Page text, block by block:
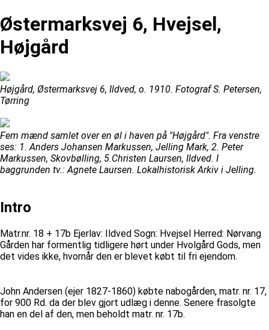
Østermarksvej 6, Hvejsel,
Højgård
Højgård, Østermarksvej 6, Ildved, o. 1910. Fotograf S. Petersen,
Tørring
Fem mænd samlet over en øl i haven på "Højgård". Fra venstre
ses: 1. Anders Johansen Markussen, Jelling Mark, 2. Peter
Markussen, Skovbølling, 5.Christen Laursen, Ildved. I
baggrunden tv.: Agnete Laursen. Lokalhistorisk Arkiv i Jelling.
Intro
Matr.nr. 18 + 17b Ejerlav: Ildved Sogn: Hvejsel Herred: Nørvang
Gården har formentlig tidligere hørt under Hvolgård Gods, men
det vides ikke, hvornår den er blevet købt til fri ejendom.
John Andersen (ejer 1827-1860) købte nabogården, matr. nr. 17,
for 900 Rd. da der blev gjort udlæg i denne. Senere frasolgte
han en del af den, men beholdt matr. nr. 17b.